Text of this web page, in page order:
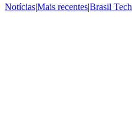
Notícias|Mais recentes|Brasil Tech